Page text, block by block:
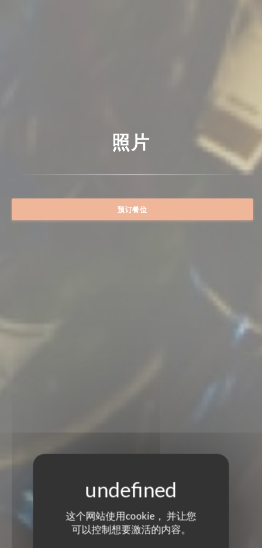
这个网站使用cookie， 并让您
可以控制想要激活的内容。
照片
预订餐位